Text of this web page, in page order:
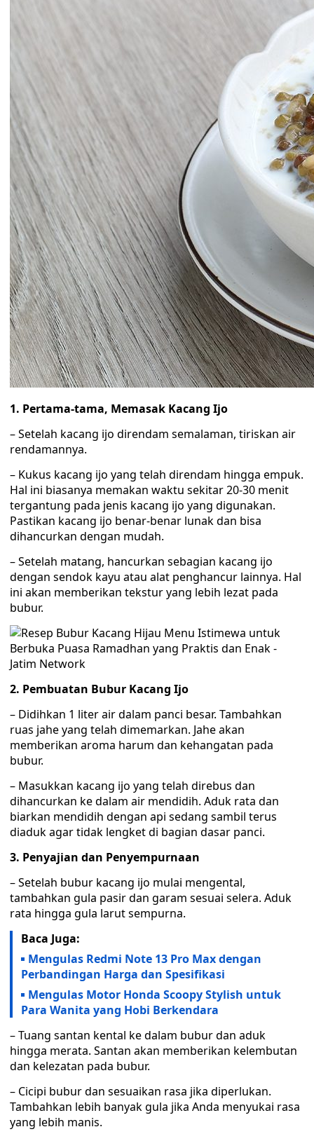
1. Pertama-tama, Memasak Kacang Ijo
– Setelah kacang ijo direndam semalaman, tiriskan air
rendamannya.
– Kukus kacang ijo yang telah direndam hingga empuk.
Hal ini biasanya memakan waktu sekitar 20-30 menit
tergantung pada jenis kacang ijo yang digunakan.
Pastikan kacang ijo benar-benar lunak dan bisa
dihancurkan dengan mudah.
– Setelah matang, hancurkan sebagian kacang ijo
dengan sendok kayu atau alat penghancur lainnya. Hal
ini akan memberikan tekstur yang lebih lezat pada
bubur.
2. Pembuatan Bubur Kacang Ijo
– Didihkan 1 liter air dalam panci besar. Tambahkan
ruas jahe yang telah dimemarkan. Jahe akan
memberikan aroma harum dan kehangatan pada
bubur.
– Masukkan kacang ijo yang telah direbus dan
dihancurkan ke dalam air mendidih. Aduk rata dan
biarkan mendidih dengan api sedang sambil terus
diaduk agar tidak lengket di bagian dasar panci.
3. Penyajian dan Penyempurnaan
– Setelah bubur kacang ijo mulai mengental,
tambahkan gula pasir dan garam sesuai selera. Aduk
rata hingga gula larut sempurna.
Baca Juga:
Mengulas Redmi Note 13 Pro Max dengan
Perbandingan Harga dan Spesifikasi
Mengulas Motor Honda Scoopy Stylish untuk
Para Wanita yang Hobi Berkendara
– Tuang santan kental ke dalam bubur dan aduk
hingga merata. Santan akan memberikan kelembutan
dan kelezatan pada bubur.
– Cicipi bubur dan sesuaikan rasa jika diperlukan.
Tambahkan lebih banyak gula jika Anda menyukai rasa
yang lebih manis.